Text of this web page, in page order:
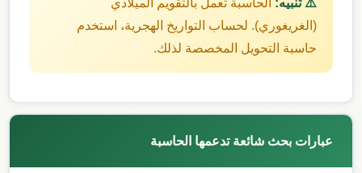
(الغريغوري). لحساب التواريخ الهجرية، استخدم
حاسبة التحويل المخصصة لذلك.
عبارات بحث شائعة تدعمها الحاسبة